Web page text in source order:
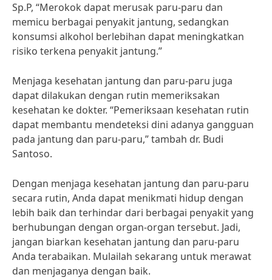
Sp.P, “Merokok dapat merusak paru-paru dan
memicu berbagai penyakit jantung, sedangkan
konsumsi alkohol berlebihan dapat meningkatkan
risiko terkena penyakit jantung.”
Menjaga kesehatan jantung dan paru-paru juga
dapat dilakukan dengan rutin memeriksakan
kesehatan ke dokter. “Pemeriksaan kesehatan rutin
dapat membantu mendeteksi dini adanya gangguan
pada jantung dan paru-paru,” tambah dr. Budi
Santoso.
Dengan menjaga kesehatan jantung dan paru-paru
secara rutin, Anda dapat menikmati hidup dengan
lebih baik dan terhindar dari berbagai penyakit yang
berhubungan dengan organ-organ tersebut. Jadi,
jangan biarkan kesehatan jantung dan paru-paru
Anda terabaikan. Mulailah sekarang untuk merawat
dan menjaganya dengan baik.